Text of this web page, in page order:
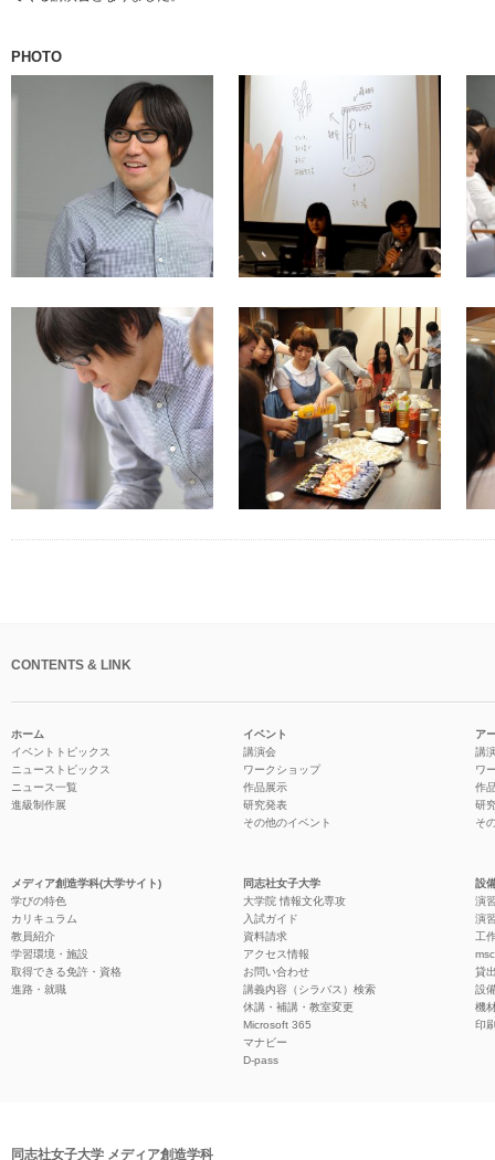
PHOTO
CONTENTS & LINK
ホーム
イベントトピックス
ニューストピックス
ニュース一覧
進級制作展
イベント
講演会
ワークショップ
作品展示
研究発表
その他のイベント
ア
講
ワ
作
研
そ
メディア創造学科(大学サイト)
学びの特色
カリキュラム
教員紹介
学習環境・施設
取得できる免許・資格
進路・就職
同志社女子大学
大学院 情報文化専攻
入試ガイド
資料請求
アクセス情報
お問い合わせ
講義内容（シラバス）検索
休講・補講・教室変更
Microsoft 365
マナビー
D-pass
設
演
演
工
貸
設
機
印
同志社女子大学 メディア創造学科